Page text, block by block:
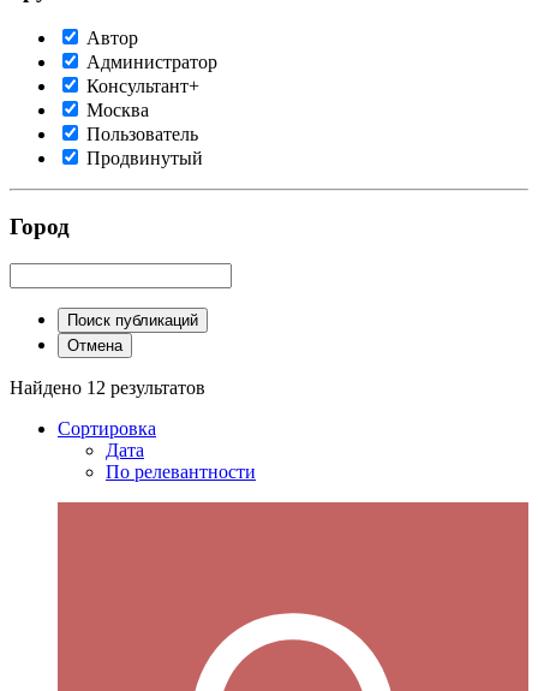
Автор
Администратор
Консультант+
Москва
Пользователь
Продвинутый
Город
Поиск публикаций
Отмена
Найдено 12 результатов
Сортировка
Дата
По релевантности